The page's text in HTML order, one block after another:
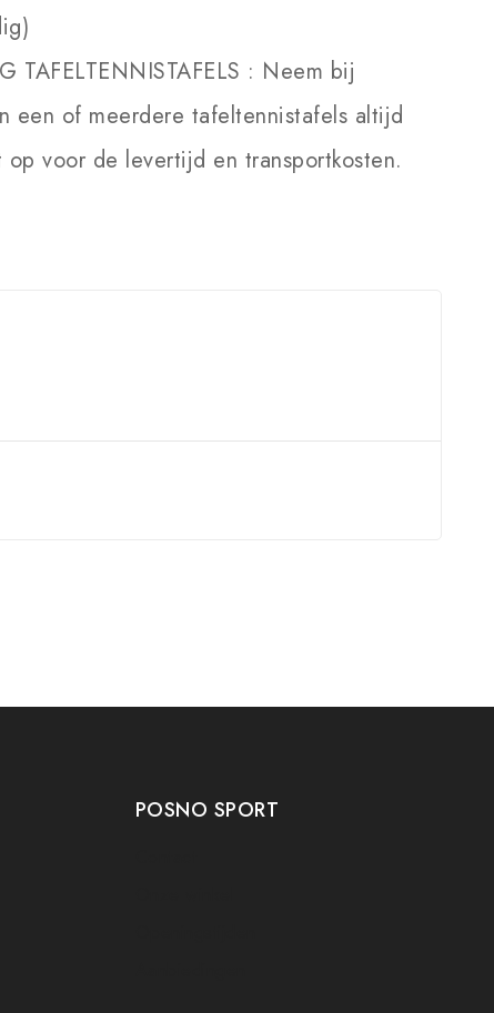
TAFELTENNISTAFELS : Neem bij
een of meerdere tafeltennistafels altijd
op voor de levertijd en transportkosten.
POSNO SPORT